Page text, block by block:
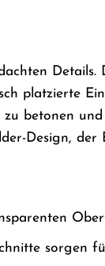
platzierte
betonen
Design, der
sorgen